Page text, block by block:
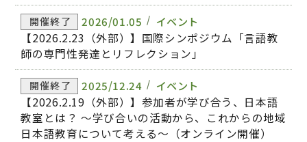
開催終了 2026/01.05 イベント
【2026.2.23（外部）】国際シンポジウム「言語教
師の専門性発達とリフレクション」
開催終了 2025/12.24 イベント
【2026.2.19（外部）】参加者が学び合う、日本語
教室とは？ ～学び合いの活動から、これからの地域
日本語教育について考える～（オンライン開催）